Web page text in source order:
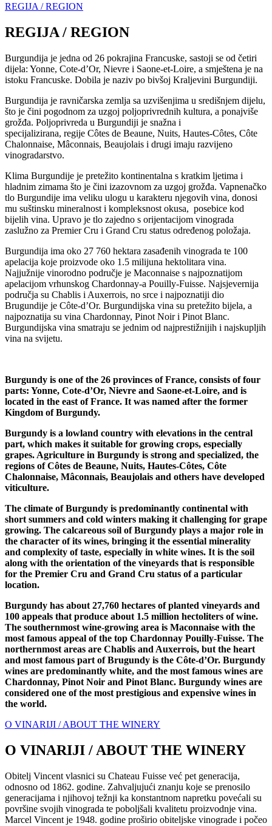
REGIJA / REGION
REGIJA / REGION
Burgundija je jedna od 26 pokrajina Francuske, sastoji se od četiri
dijela: Yonne, Cote-d’Or, Nievre i Saone-et-Loire, a smještena je na
istoku Francuske. Dobila je naziv po bivšoj Kraljevini Burgundiji.
Burgundija je ravničarska zemlja sa uzvišenjima u središnjem dijelu,
što je čini pogodnom za uzgoj poljoprivrednih kultura, a ponajviše
grožđa. Poljoprivreda u Burgundiji je snažna i
specijalizirana, regije Côtes de Beaune, Nuits, Hautes-Côtes, Côte
Chalonnaise, Mâconnais, Beaujolais i drugi imaju razvijeno
vinogradarstvo.
Klima Burgundije je pretežito kontinentalna s kratkim ljetima i
hladnim zimama što je čini izazovnom za uzgoj grožđa. Vapnenačko
tlo Burgundije ima veliku ulogu u karakteru njegovih vina, donosi
mu suštinsku mineralnost i kompleksnost okusa, posebice kod
bijelih vina. Upravo je tlo zajedno s orijentacijom vinograda
zaslužno za Premier Cru i Grand Cru status određenog položaja.
Burgundija ima oko 27 760 hektara zasađenih vinograda te 100
apelacija koje proizvode oko 1.5 milijuna hektolitara vina.
Najjužnije vinorodno područje je Maconnaise s najpoznatijom
apelacijom vrhunskog Chardonnay-a Pouilly-Fuisse. Najsjevernija
područja su Chablis i Auxerrois, no srce i najpoznatiji dio
Brugundije je Côte-d’Or. Burgundijska vina su pretežito bijela, a
najpoznatija su vina Chardonnay, Pinot Noir i Pinot Blanc.
Burgundijska vina smatraju se jednim od najprestižnijih i najskupljih
vina na svijetu.
Burgundy is one of the 26 provinces of France, consists of four
parts: Yonne, Cote-d’Or, Nievre and Saone-et-Loire, and is
located in the east of France. It was named after the former
Kingdom of Burgundy.
Burgundy is a lowland country with elevations in the central
part, which makes it suitable for growing crops, especially
grapes. Agriculture in Burgundy is strong and specialized, the
regions of Côtes de Beaune, Nuits, Hautes-Côtes, Côte
Chalonnaise, Mâconnais, Beaujolais and others have developed
viticulture.
The climate of Burgundy is predominantly continental with
short summers and cold winters making it challenging for grape
growing. The calcareous soil of Burgundy plays a major role in
the character of its wines, bringing it the essential minerality
and complexity of taste, especially in white wines. It is the soil
along with the orientation of the vineyards that is responsible
for the Premier Cru and Grand Cru status of a particular
location.
Burgundy has about 27,760 hectares of planted vineyards and
100 appeals that produce about 1.5 million hectoliters of wine.
The southernmost wine-growing area is Maconnaise with the
most famous appeal of the top Chardonnay Pouilly-Fuisse. The
northernmost areas are Chablis and Auxerrois, but the heart
and most famous part of Brugundy is the Côte-d’Or. Burgundy
wines are predominantly white, and the most famous wines are
Chardonnay, Pinot Noir and Pinot Blanc. Burgundy wines are
considered one of the most prestigious and expensive wines in
the world.
O VINARIJI / ABOUT THE WINERY
O VINARIJI / ABOUT THE WINERY
Obitelj Vincent vlasnici su Chateau Fuisse već pet generacija,
odnosno od 1862. godine. Zahvaljujući znanju koje se prenosilo
generacijama i njihovoj težnji ka konstantnom napretku povećali su
površine svojih vinograda te poboljšali kvalitetu proizvodnje vina.
Marcel Vincent je 1948. godine proširio obiteljske vinograde i počeo